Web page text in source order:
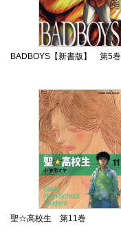
BADBOYS【新書版】 第5巻
聖☆高校生 第11巻